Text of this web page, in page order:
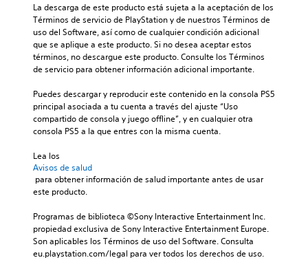
La descarga de este producto está sujeta a la aceptación de los
Términos de servicio de PlayStation y de nuestros Términos de
uso del Software, así como de cualquier condición adicional
que se aplique a este producto. Si no desea aceptar estos
términos, no descargue este producto. Consulte los Términos
de servicio para obtener información adicional importante.
Puedes descargar y reproducir este contenido en la consola PS5
principal asociada a tu cuenta a través del ajuste “Uso
compartido de consola y juego offline”, y en cualquier otra
consola PS5 a la que entres con la misma cuenta.
Lea los
Avisos de salud
este producto.
Programas de biblioteca ©Sony Interactive Entertainment Inc.
propiedad exclusiva de Sony Interactive Entertainment Europe.
Son aplicables los Términos de uso del Software. Consulta
eu.playstation.com/legal para ver todos los derechos de uso.